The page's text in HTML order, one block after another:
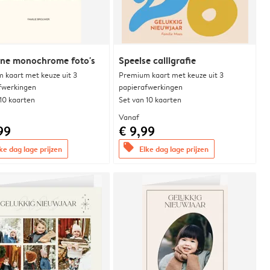
monochrome foto's
kaart met keuze uit 3
kaarten
dag lage prijzen
Speelse calligrafie
Premium kaart met keuze uit 3
papierafwerkingen
Set van 10 kaarten
Vanaf
€ 9,99
offers Elke dag lage prijzen